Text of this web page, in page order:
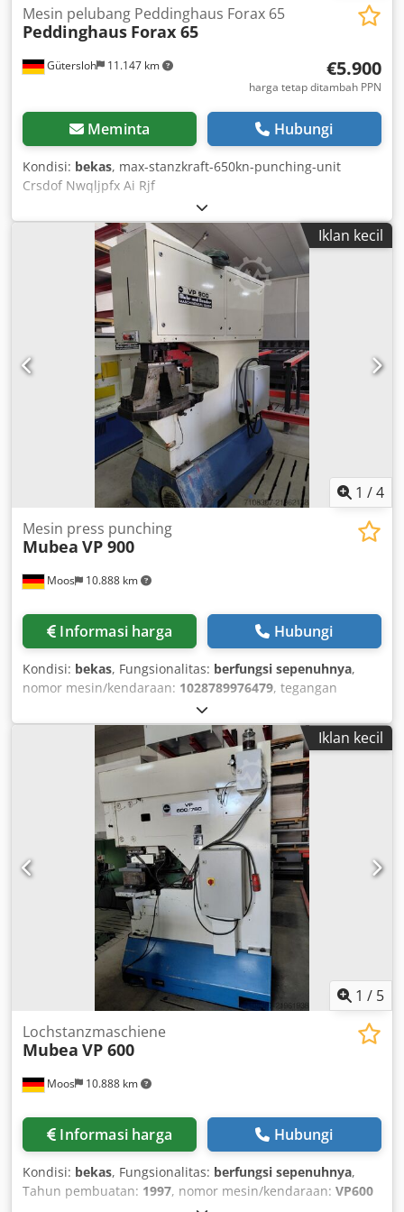
Gütersloh 11.147 km
Mesin pelubang Peddinghaus Forax 65
Peddinghaus Forax 65
€5.900
harga tetap ditambah PPN
Meminta Hubungi
Kondisi: bekas, max-stanzkraft-650kn-punching-unit
Crsdof Nwqljpfx Ai Rjf
Iklan kecil
1 /4
Moos 10.888 km
Mesin press punching
Mubea VP 900
Informasi harga Hubungi
Kondisi: bekas, Fungsionalitas: berfungsi sepenuhnya,
nomor mesin/kendaraan: 1028789976479, tegangan
, frekuensi input:
Bender Preis VB Csdpfx Aisy Tip Ie Rjrf
Iklan kecil
1 / 5
Moos 10.888 km
Lochstanzmaschiene
Mubea VP 600
Informasi harga Hubungi
Kondisi: bekas, Fungsionalitas: berfungsi sepenuhnya,
Tahun pembuatan: 1997, nomor mesin/kendaraan: VP600